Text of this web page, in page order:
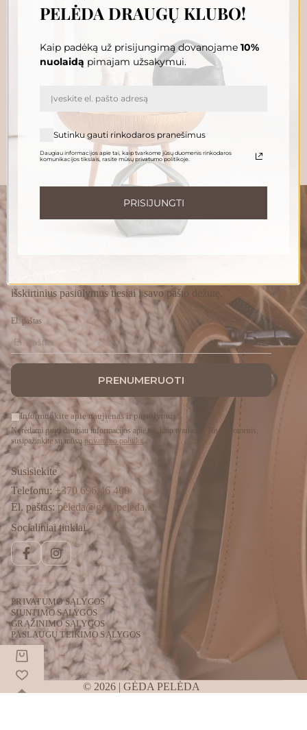
PELĖDA BRAVO
199.00€
Į krepšelį
išskirtinius pasiūlymus tiesiai į savo pašto dėžutę.
El. paštas
PRENUMERUOTI
Informuokite apie naujienas ir pasiūlymus
Norėdami gauti daugiau informacijos apie tai, kaip tvarkome Jūsų duomenis,
susipažinkite su mūsų privatumo politika.
Susisiekite
Telefonu: +370 696 46 400
El. paštas: peleda@gedapeleda.lt
Socialiniai tinklai
FacebookInstagram
PRIVATUMO SĄLYGOS
SIUNTIMO SĄLYGOS
GRĄŽINIMO SĄLYGOS
PASLAUGŲ TEIKIMO SĄLYGOS
© 2026 | GĖDA PELĖDA
PELĖDA DRAUGŲ KLUBO!
Kaip padėką už prisijungimą dovanojame 10%
nuolaidą pimajam užsakymui.
Sutinku gauti rinkodaros pranešimus
Daugiau informacijos apie tai, kaip tvarkome jūsų duomenis rinkodaros
komunikacijos tikslais, rasite mūsų privatumo politikoje.
PRISIJUNGTI